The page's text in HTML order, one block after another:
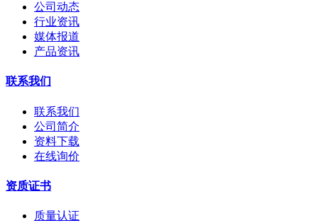
公司动态
行业资讯
媒体报道
产品资讯
联系我们
联系我们
公司简介
资料下载
在线询价
资质证书
质量认证